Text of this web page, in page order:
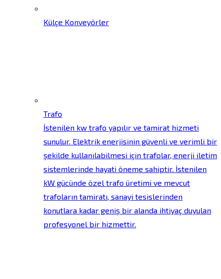
Külçe Konveyörler
Trafo
İstenilen kw trafo yapılır ve tamirat hizmeti
sunulur. Elektrik enerjisinin güvenli ve verimli bir
şekilde kullanılabilmesi için trafolar, enerji iletim
sistemlerinde hayati öneme sahiptir. İstenilen
kW gücünde özel trafo üretimi ve mevcut
trafoların tamiratı, sanayi tesislerinden
konutlara kadar geniş bir alanda ihtiyaç duyulan
profesyonel bir hizmettir.